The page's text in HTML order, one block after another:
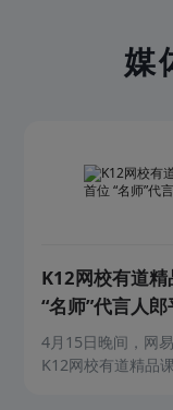
媒
K12网校有道
“名师”代言人郎
4月15日晚间，网
K12网校有道精品